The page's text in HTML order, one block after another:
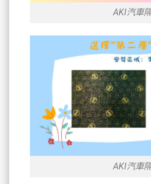
AKI汽車
AKI汽車